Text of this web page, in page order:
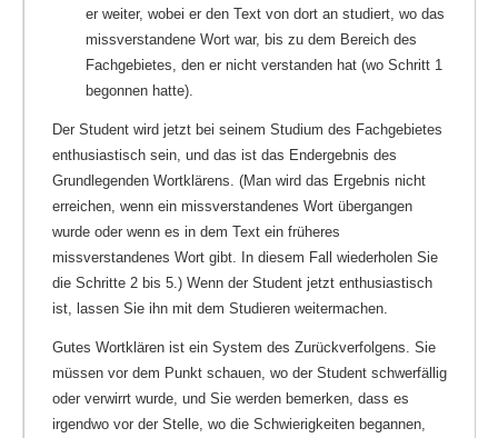
er weiter, wobei er den Text von dort an studiert, wo das
missverstandene Wort war, bis zu dem Bereich des
Fachgebietes, den er nicht verstanden hat (wo Schritt 1
begonnen hatte).
Der Student wird jetzt bei seinem Studium des Fachgebietes
enthusiastisch sein, und das ist das Endergebnis des
Grundlegenden Wortklärens. (Man wird das Ergebnis nicht
erreichen, wenn ein missverstandenes Wort übergangen
wurde oder wenn es in dem Text ein früheres
missverstandenes Wort gibt. In diesem Fall wiederholen Sie
die Schritte 2 bis 5.) Wenn der Student jetzt enthusiastisch
ist, lassen Sie ihn mit dem Studieren weitermachen.
Gutes Wortklären ist ein System des Zurückverfolgens. Sie
müssen vor dem Punkt schauen, wo der Student schwerfällig
oder verwirrt wurde, und Sie werden bemerken, dass es
irgendwo vor der Stelle, wo die Schwierigkeiten begannen,